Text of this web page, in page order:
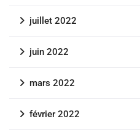
juillet 2022
juin 2022
mars 2022
février 2022